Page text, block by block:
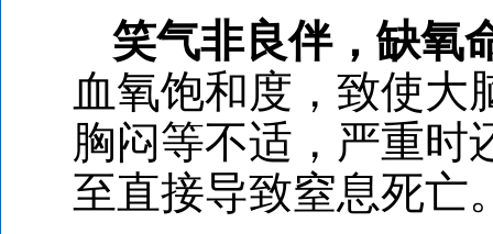
笑气非良伴，缺氧
血氧饱和度，致使大
胸闷等不适，严重时
至直接导致窒息死亡